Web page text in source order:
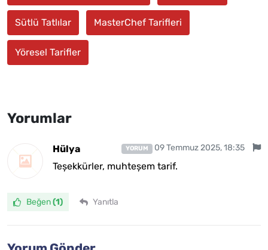
Sütlü Tatlılar MasterChef Tarifleri
Yöresel Tarifler
Yorumlar
Hülya YORUM 09 Temmuz 2025, 18:35
Teșekkürler, muhteșem tarif.
Beğen(1) Yanıtla